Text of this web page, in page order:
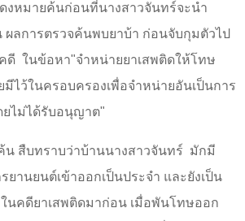
งหมายค้นก่อนที่นางสาวจันทร์จะนำ
ลการตรวจค้นพบยาบ้า ก่อนจับกุมตัวไป
ดี ในข้อหา"จำหน่ายยาเสพติดให้โทษ
มีไว้ในครอบครองเพื่อจำหน่ายอันเป็นการ
ยไม่ได้รับอนุญาต"
น สืบทราบว่าบ้านนางสาวจันทร์ มักมี
านยนต์เข้าออกเป็นประจำ และยังเป็น
นคดียาเสพติดมาก่อน เมื่อพันโทษออก